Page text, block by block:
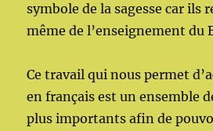
symbole de la sagesse car ils
même de l’enseignement du
Ce travail qui nous permet
en français est un ensemble
plus importants afin de